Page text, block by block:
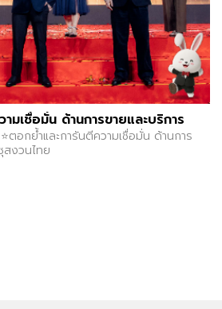
มเชื่อมั่น ด้านการขายและบริการ
⭐️ตอกย้ำและการันตีความเชื่อมั่น ด้านการ
สงวนไทย